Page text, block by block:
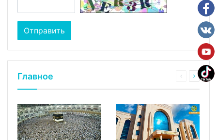
Главное